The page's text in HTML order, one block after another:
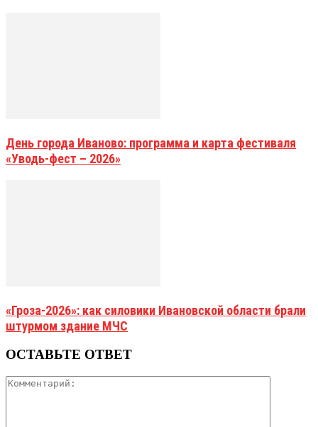
День города Иваново: программа и карта фестиваля
«Уводь-фест – 2026»
«Гроза-2026»: как силовики Ивановской области брали
штурмом здание МЧС
ОСТАВЬТЕ ОТВЕТ